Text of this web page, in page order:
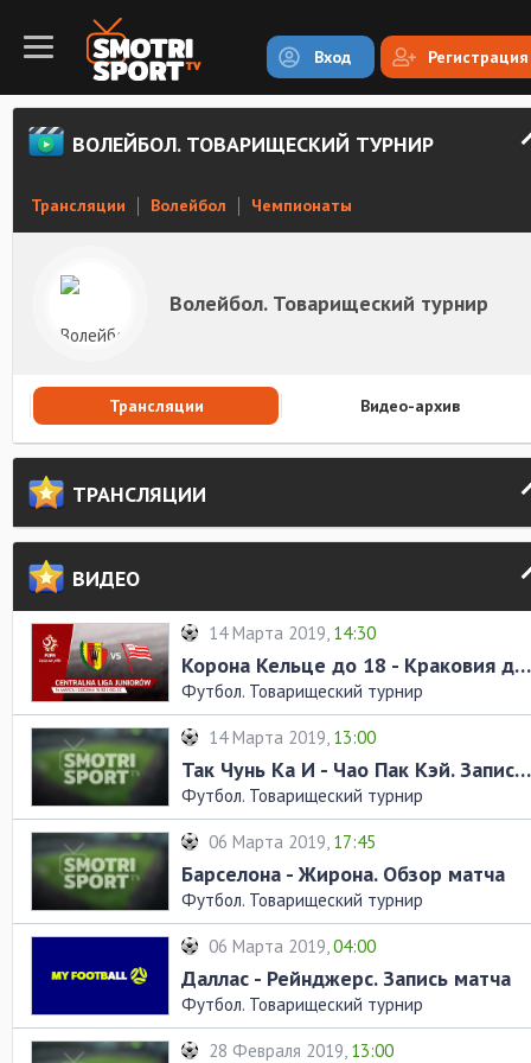
Вход Регистрация
ВОЛЕЙБОЛ. ТОВАРИЩЕСКИЙ ТУРНИР
Трансляции Волейбол Чемпионаты
Волейбол. Товарищеский турнир
Трансляции Видео-архив
ТРАНСЛЯЦИИ
ВИДЕО
14 Марта 2019, 14:30
Корона Кельце до 18 - Краковия до 18. Запись матча
Футбол. Товарищеский турнир
14 Марта 2019, 13:00
Так Чунь Ка И - Чао Пак Кэй. Запись матча
Футбол. Товарищеский турнир
06 Марта 2019, 17:45
Барселона - Жирона. Обзор матча
Футбол. Товарищеский турнир
06 Марта 2019,04:00
Даллас - Рейнджерс. Запись матча
Футбол. Товарищеский турнир
28 Февраля 2019, 13:00